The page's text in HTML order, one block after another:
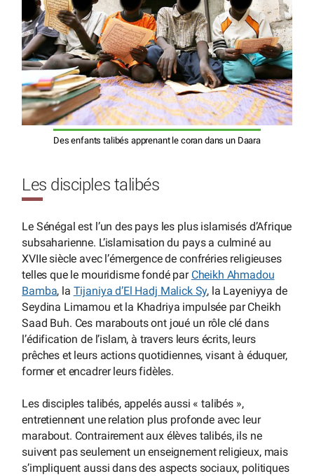
Des enfants talibés apprenant le coran dans un Daara
Les disciples talibés
Le Sénégal est l’un des pays les plus islamisés d’Afrique
subsaharienne. L’islamisation du pays a culminé au
XVIIe siècle avec l’émergence de confréries religieuses
telles que le mouridisme fondé par Cheikh Ahmadou
Bamba, la Tijaniya d’El Hadj Malick Sy, la Layeniyya de
Seydina Limamou et la Khadriya impulsée par Cheikh
Saad Buh. Ces marabouts ont joué un rôle clé dans
l’édification de l’islam, à travers leurs écrits, leurs
prêches et leurs actions quotidiennes, visant à éduquer,
former et encadrer leurs fidèles.
Les disciples talibés, appelés aussi « talibés »,
entretiennent une relation plus profonde avec leur
marabout. Contrairement aux élèves talibés, ils ne
suivent pas seulement un enseignement religieux, mais
s’impliquent aussi dans des aspects sociaux, politiques